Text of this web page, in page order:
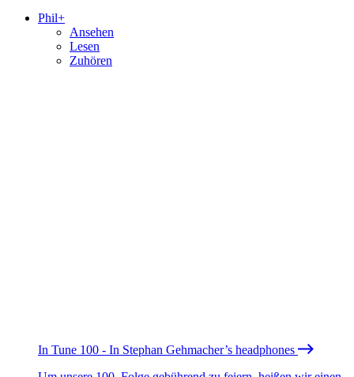
Phil+
Ansehen
Lesen
Zuhören
In Tune 100 - In Stephan Gehmacher’s headphones